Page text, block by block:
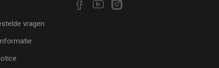
vragen